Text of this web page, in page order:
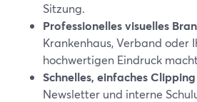
Sitzung.
Professionelles visuelles
Krankenhaus, Verband oder
hochwertigen Eindruck
Schnelles, einfaches Clipping
Newsletter und interne